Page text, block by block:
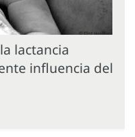
lactancia
influencia del